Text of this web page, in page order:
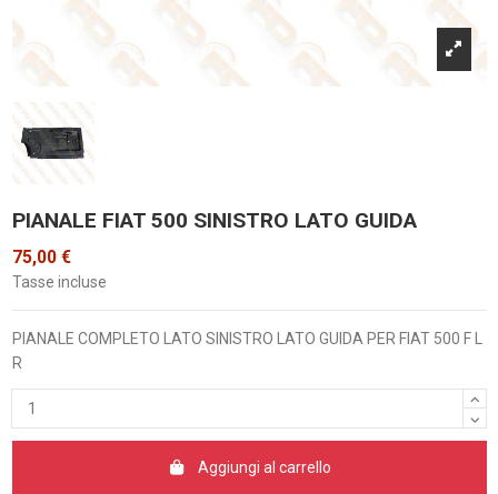
PIANALE FIAT 500 SINISTRO LATO GUIDA
75,00 €
Tasse incluse
PIANALE COMPLETO LATO SINISTRO LATO GUIDA PER FIAT 500 F L
R
Aggiungi al carrello